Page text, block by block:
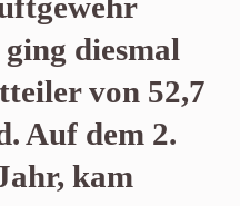
diesmal
von 52,7
Auf dem 2.
kam